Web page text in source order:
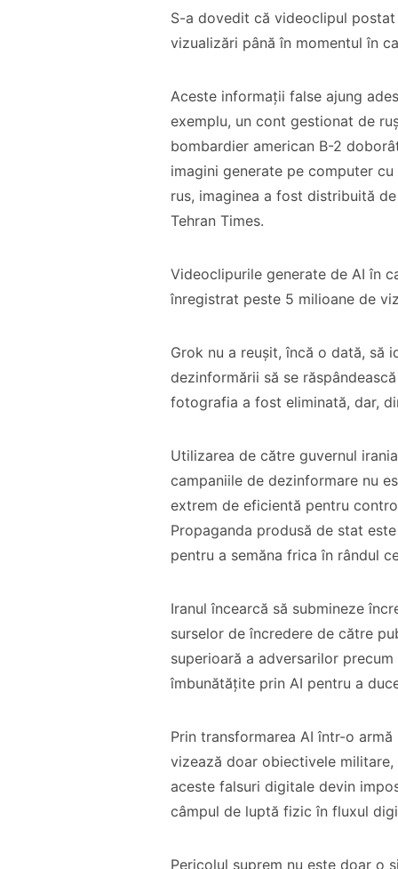
S-a dovedit că videoclipul
vizualizări până în momentul în
Aceste informații false ajung
exemplu, un cont gestionat de
bombardier american B-2
imagini generate pe computer
rus, imaginea a fost distribuită
Tehran Times.
Videoclipurile generate de AI în
înregistrat peste 5 milioane de
Grok nu a reușit, încă o dată, să
dezinformării să se
fotografia a fost eliminată, dar,
Utilizarea de către guvernul
campaniile de dezinformare nu
extrem de eficientă pentru
Propaganda produsă de stat
pentru a semăna frica în rândul
Iranul încearcă să submineze
surselor de încredere de către
superioară a adversarilor
îmbunătățite prin AI pentru a
Prin transformarea AI într-o armă
vizează doar obiectivele
aceste falsuri digitale devin
câmpul de luptă fizic în fluxul
Pericolul suprem nu este doar o